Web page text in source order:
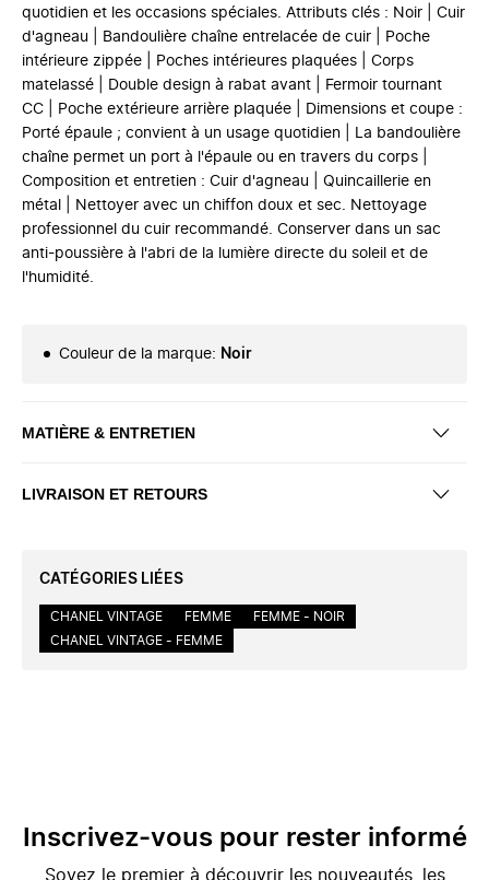
quotidien et les occasions spéciales. Attributs clés : Noir | Cuir
d'agneau | Bandoulière chaîne entrelacée de cuir | Poche
intérieure zippée | Poches intérieures plaquées | Corps
matelassé | Double design à rabat avant | Fermoir tournant
CC | Poche extérieure arrière plaquée | Dimensions et coupe :
Porté épaule ; convient à un usage quotidien | La bandoulière
chaîne permet un port à l'épaule ou en travers du corps |
Composition et entretien : Cuir d'agneau | Quincaillerie en
métal | Nettoyer avec un chiffon doux et sec. Nettoyage
professionnel du cuir recommandé. Conserver dans un sac
anti-poussière à l'abri de la lumière directe du soleil et de
l'humidité.
Couleur de la marque: Noir
MATIÈRE & ENTRETIEN
LIVRAISON ET RETOURS
CATÉGORIES LIÉES
CHANEL VINTAGE FEMME
FEMME - NOIR
CHANEL VINTAGE - FEMME
Inscrivez-vous pour rester informé
Soyez le premier à découvrir les nouveautés, les